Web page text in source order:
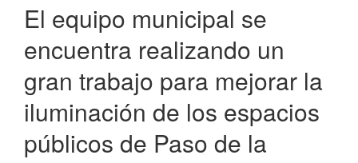
de
la
Patria
El equipo municipal se
encuentra realizando un
gran trabajo para mejorar la
iluminación de los espacios
públicos de Paso de la